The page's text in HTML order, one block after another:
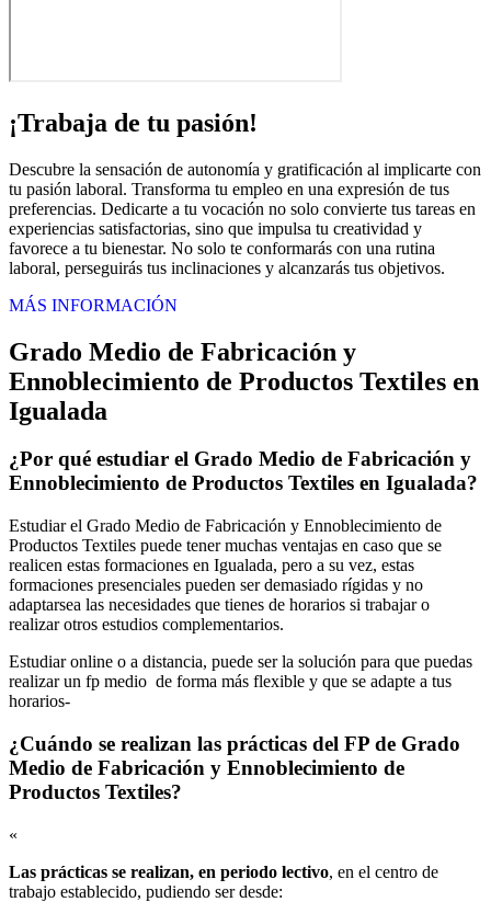
¡Trabaja de tu pasión!
Descubre la sensación de autonomía y gratificación al implicarte con
tu pasión laboral. Transforma tu empleo en una expresión de tus
preferencias. Dedicarte a tu vocación no solo convierte tus tareas en
experiencias satisfactorias, sino que impulsa tu creatividad y
favorece a tu bienestar. No solo te conformarás con una rutina
laboral, perseguirás tus inclinaciones y alcanzarás tus objetivos.
MÁS INFORMACIÓN
Grado Medio de Fabricación y
Ennoblecimiento de Productos Textiles en
Igualada
¿Por qué estudiar el Grado Medio de Fabricación y
Ennoblecimiento de Productos Textiles en Igualada?
Estudiar el Grado Medio de Fabricación y Ennoblecimiento de
Productos Textiles puede tener muchas ventajas en caso que se
realicen estas formaciones en Igualada, pero a su vez, estas
formaciones presenciales pueden ser demasiado rígidas y no
adaptarsea las necesidades que tienes de horarios si trabajar o
realizar otros estudios complementarios.
Estudiar online o a distancia, puede ser la solución para que puedas
realizar un fp medio de forma más flexible y que se adapte a tus
horarios-
¿Cuándo se realizan las prácticas del FP de Grado
Medio de Fabricación y Ennoblecimiento de
Productos Textiles?
«
Las prácticas se realizan, en periodo lectivo, en el centro de
trabajo establecido, pudiendo ser desde: